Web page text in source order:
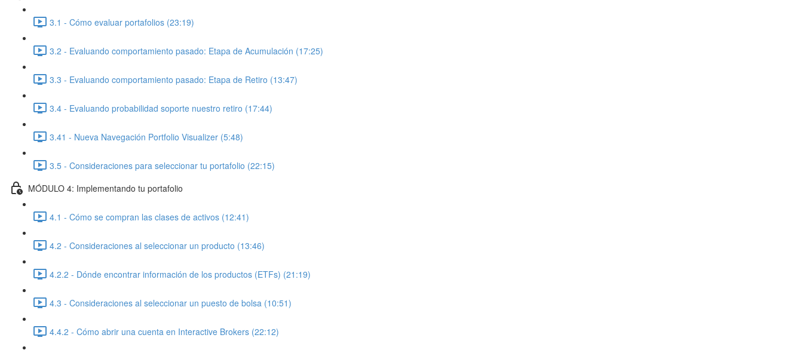
3.1 - Cómo evaluar portafolios (23:19)
3.2 - Evaluando comportamiento pasado: Etapa de Acumulación (17:25)
3.3 - Evaluando comportamiento pasado: Etapa de Retiro (13:47)
3.4 - Evaluando probabilidad soporte nuestro retiro (17:44)
3.41 - Nueva Navegación Portfolio Visualizer (5:48)
3.5 - Consideraciones para seleccionar tu portafolio (22:15)
MÓDULO 4: Implementando tu portafolio
4.1 - Cómo se compran las clases de activos (12:41)
4.2 - Consideraciones al seleccionar un producto (13:46)
4.2.2 - Dónde encontrar información de los productos (ETFs) (21:19)
4.3 - Consideraciones al seleccionar un puesto de bolsa (10:51)
4.4.2 - Cómo abrir una cuenta en Interactive Brokers (22:12)